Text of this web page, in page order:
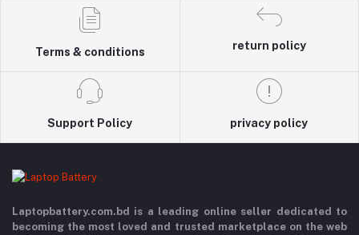
Terms & conditions
return policy
Support Policy privacy policy
Laptopbattery.com.bd is a leading online seller dedicated to
becoming the most loved and trusted marketplace on the web